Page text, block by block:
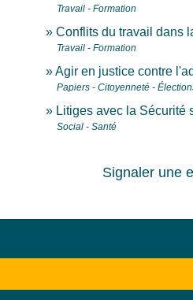
Travail - Formation
Conflits du travail dans
Travail - Formation
Agir en justice contre
Papiers - Citoyenneté -
Litiges avec la Sécurité
Social - Santé
Signaler une